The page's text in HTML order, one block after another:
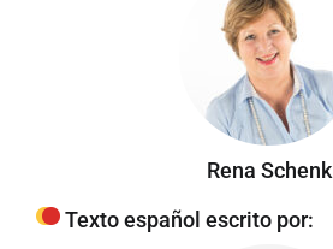
Rena Schenk
Texto español escrito por: